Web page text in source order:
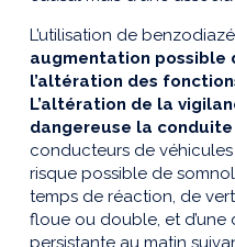
L’utilisation de
augmentation possible
l’altération des
L’altération de la
dangereuse la
conducteurs de
risque possible de
temps de réaction, de
floue ou double, et
persistante au matin